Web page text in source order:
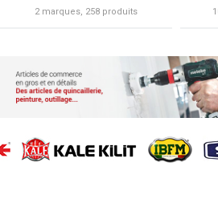
2 marques, 258 produits